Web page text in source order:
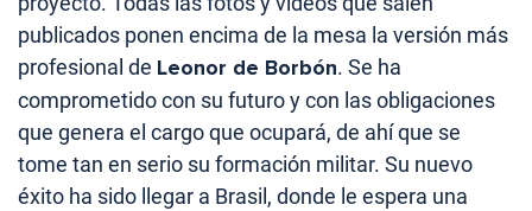
publicados ponen encima de la mesa la versión más
profesional de Leonor de Borbón. Se ha
comprometido con su futuro y con las obligaciones
que genera el cargo que ocupará, de ahí que se
tome tan en serio su formación militar. Su nuevo
éxito ha sido llegar a Brasil, donde le espera una